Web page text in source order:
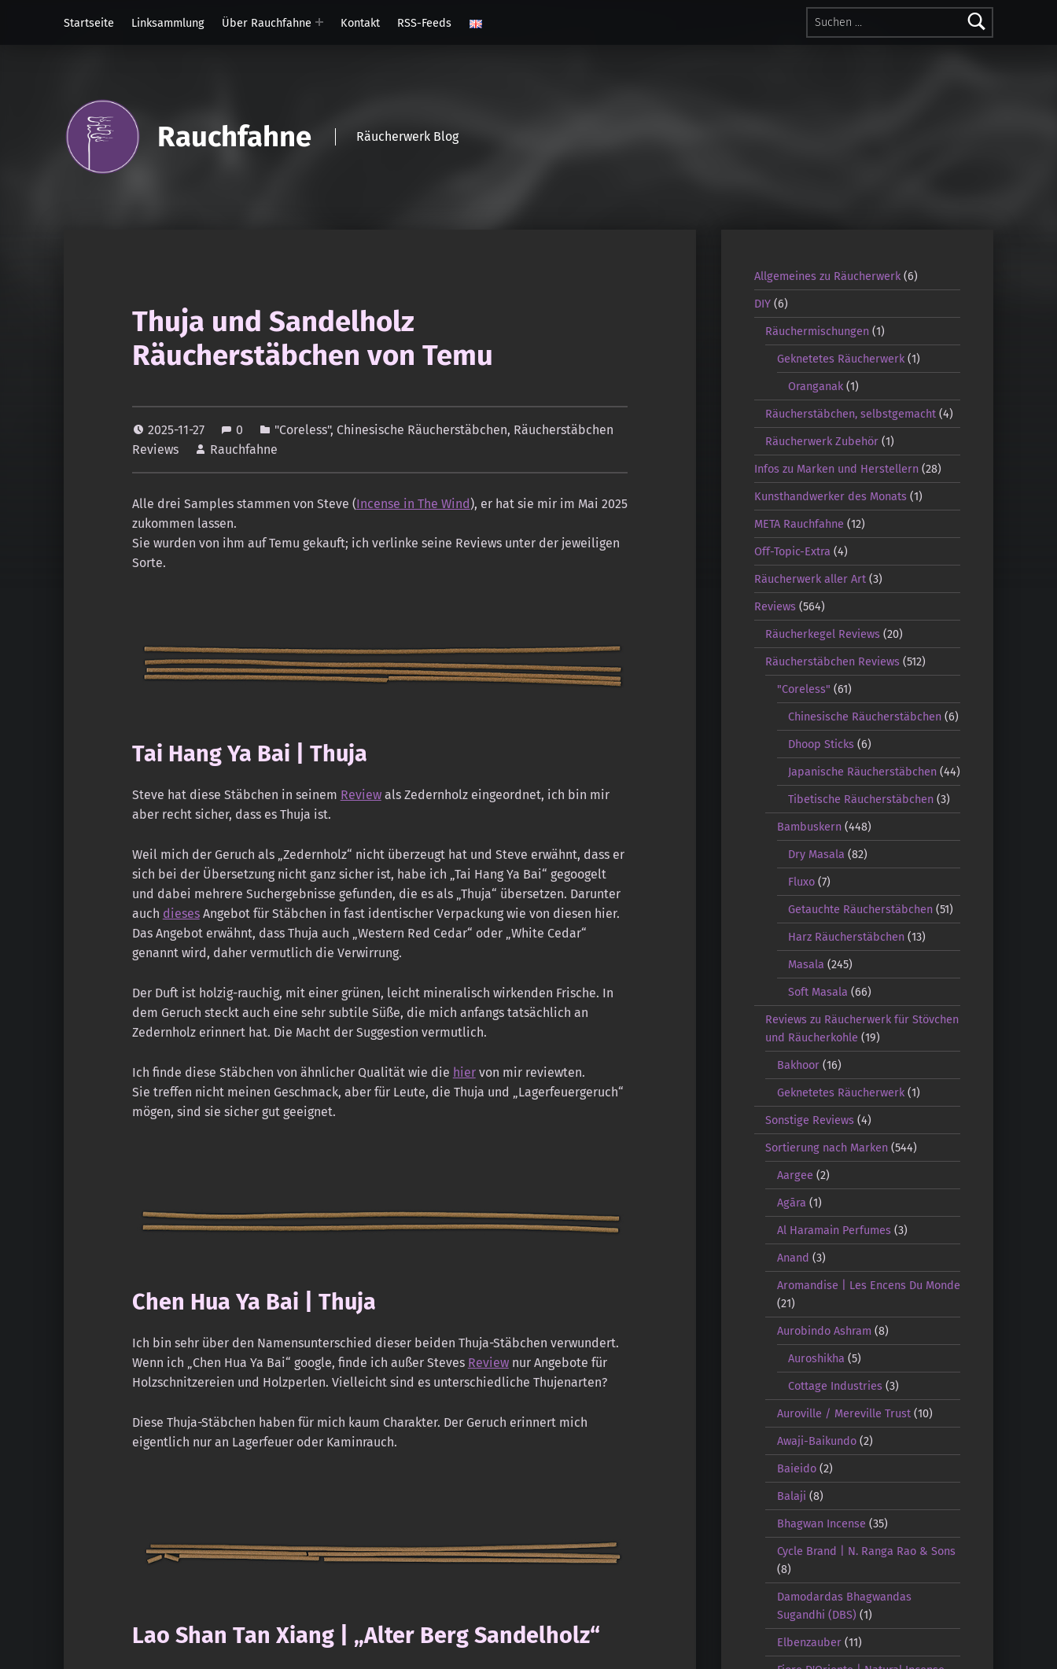
Suchen nach:
Startseite
Linksammlung Über Rauchfahne Kontakt RSS-Feeds
Rauchfahne Räucherwerk Blog
Thuja und Sandelholz
Räucherstäbchen von Temu
2025-11-27 0 "Coreless", Chinesische Räucherstäbchen, Räucherstäbchen
Reviews
Rauchfahne
Alle drei Samples stammen von Steve (Incense in The Wind), er hat sie mir im Mai 2025
zukommen lassen.
Sie wurden von ihm auf Temu gekauft; ich verlinke seine Reviews unter der jeweiligen
Sorte.
Tai Hang Ya Bai | Thuja
Steve hat diese Stäbchen in seinem Reviewals Zedernholz eingeordnet, ich bin mir
aber recht sicher, dass es Thuja ist.
Weil mich der Geruch als „Zedernholz“ nicht überzeugt hat und Steve erwähnt, dass er
sich bei der Übersetzung nicht ganz sicher ist, habe ich „Tai Hang Ya Bai“ gegoogelt
und dabei mehrere Suchergebnisse gefunden, die es als „Thuja“ übersetzen. Darunter
auch diesesAngebot für Stäbchen in fast identischer Verpackung wie von diesen hier.
Das Angebot erwähnt, dass Thuja auch „Western Red Cedar“ oder „White Cedar“
genannt wird, daher vermutlich die Verwirrung.
Der Duft ist holzig-rauchig, mit einer grünen, leicht mineralisch wirkenden Frische. In
dem Geruch steckt auch eine sehr subtile Süße, die mich anfangs tatsächlich an
Zedernholz erinnert hat. Die Macht der Suggestion vermutlich.
Ich finde diese Stäbchen von ähnlicher Qualität wie die hiervon mir reviewten.
Sie treffen nicht meinen Geschmack, aber für Leute, die Thuja und „Lagerfeuergeruch“
mögen, sind sie sicher gut geeignet.
Chen Hua Ya Bai | Thuja
Ich bin sehr über den Namensunterschied dieser beiden Thuja-Stäbchen verwundert.
Wenn ich „Chen Hua Ya Bai“ google, finde ich außer Steves Reviewnur Angebote für
Holzschnitzereien und Holzperlen. Vielleicht sind es unterschiedliche Thujenarten?
Diese Thuja-Stäbchen haben für mich kaum Charakter. Der Geruch erinnert mich
eigentlich nur an Lagerfeuer oder Kaminrauch.
Lao Shan Tan Xiang | „Alter Berg Sandelholz“
Allgemeines zu Räucherwerk(6)
DIY(6)
Räuchermischungen (1)
Geknetetes Räucherwerk(1)
Oranganak (1)
Räucherstäbchen, selbstgemacht (4)
Räucherwerk Zubehör (1)
Infos zu Marken und Herstellern(28)
Kunsthandwerker des Monats(1)
META Rauchfahne (12)
Off-Topic-Extra (4)
Räucherwerk aller Art(3)
Reviews(564)
Räucherkegel Reviews (20)
Räucherstäbchen Reviews (512)
"Coreless" (61)
Chinesische Räucherstäbchen (6)
Dhoop Sticks (6)
Japanische Räucherstäbchen (44)
Tibetische Räucherstäbchen (3)
Bambuskern(448)
Dry Masala (82)
Fluxo (7)
Getauchte Räucherstäbchen (51)
Harz Räucherstäbchen (13)
Masala (245)
Soft Masala (66)
Reviews zu Räucherwerk für Stövchen
und Räucherkohle (19)
Bakhoor(16)
Geknetetes Räucherwerk(1)
Sonstige Reviews (4)
Sortierung nach Marken (544)
Aargee (2)
Agāra (1)
Al Haramain Perfumes(3)
Anand (3)
Aromandise | Les Encens Du Monde
(21)
Aurobindo Ashram (8)
Auroshikha (5)
Cottage Industries (3)
Auroville / Mereville Trust(10)
Awaji-Baikundo(2)
Baieido(2)
Balaji (8)
Bhagwan Incense (35)
Cycle Brand | N. Ranga Rao & Sons
(8)
Damodardas Bhagwandas
Sugandhi (DBS) (1)
Elbenzauber(11)